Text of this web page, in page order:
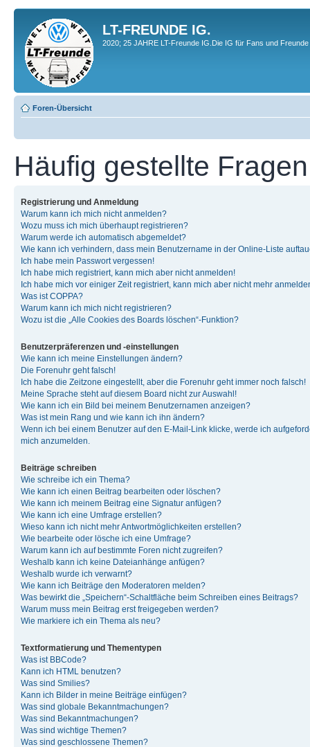
LT-FREUNDE IG.
2020; 25 JAHRE LT-Freunde IG.Die IG für Fans und
Foren-Übersicht
Häufig gestellte Fragen
Registrierung und Anmeldung
Warum kann ich mich nicht anmelden?
Wozu muss ich mich überhaupt registrieren?
Warum werde ich automatisch abgemeldet?
Wie kann ich verhindern, dass mein Benutzername in der Online-Liste
Ich habe mein Passwort vergessen!
Ich habe mich registriert, kann mich aber nicht anmelden!
Ich habe mich vor einiger Zeit registriert, kann mich aber nicht mehr
Was ist COPPA?
Warum kann ich mich nicht registrieren?
Wozu ist die „Alle Cookies des Boards löschen“-Funktion?
Benutzerpräferenzen und -einstellungen
Wie kann ich meine Einstellungen ändern?
Die Forenuhr geht falsch!
Ich habe die Zeitzone eingestellt, aber die Forenuhr geht immer noch falsch!
Meine Sprache steht auf diesem Board nicht zur Auswahl!
Wie kann ich ein Bild bei meinem Benutzernamen anzeigen?
Was ist mein Rang und wie kann ich ihn ändern?
Wenn ich bei einem Benutzer auf den E-Mail-Link klicke, werde ich
mich anzumelden.
Beiträge schreiben
Wie schreibe ich ein Thema?
Wie kann ich einen Beitrag bearbeiten oder löschen?
Wie kann ich meinem Beitrag eine Signatur anfügen?
Wie kann ich eine Umfrage erstellen?
Wieso kann ich nicht mehr Antwortmöglichkeiten erstellen?
Wie bearbeite oder lösche ich eine Umfrage?
Warum kann ich auf bestimmte Foren nicht zugreifen?
Weshalb kann ich keine Dateianhänge anfügen?
Weshalb wurde ich verwarnt?
Wie kann ich Beiträge den Moderatoren melden?
Was bewirkt die „Speichern“-Schaltfläche beim Schreiben eines Beitrags?
Warum muss mein Beitrag erst freigegeben werden?
Wie markiere ich ein Thema als neu?
Textformatierung und Thementypen
Was ist BBCode?
Kann ich HTML benutzen?
Was sind Smilies?
Kann ich Bilder in meine Beiträge einfügen?
Was sind globale Bekanntmachungen?
Was sind Bekanntmachungen?
Was sind wichtige Themen?
Was sind geschlossene Themen?